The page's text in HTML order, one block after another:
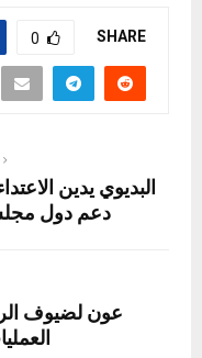
SHARE
0
البديوي يدين
دعم دول مجلس
عون لضيوف
العمليات